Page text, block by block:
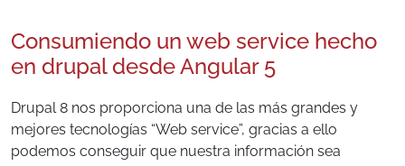
Consumiendo un web service hecho
en drupal desde Angular 5
Drupal 8 nos proporciona una de las más grandes y
mejores tecnologías “Web service”, gracias a ello
podemos conseguir que nuestra información sea